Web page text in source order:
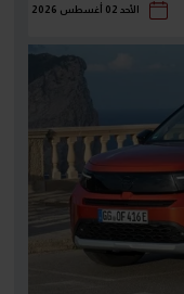
الأحد 02 أغسطس 2026